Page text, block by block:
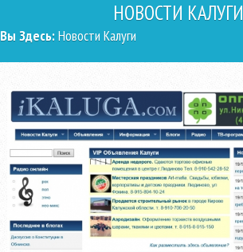
НОВОСТИ КАЛУГИ
ВЫ ЗДЕСЬ
Вы Здесь:Новости Калуги